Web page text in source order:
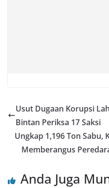
Usut Dugaan Korupsi
Bintan Periksa 17 Saksi
Ungkap 1,196 Ton
Memberangus
Anda Juga